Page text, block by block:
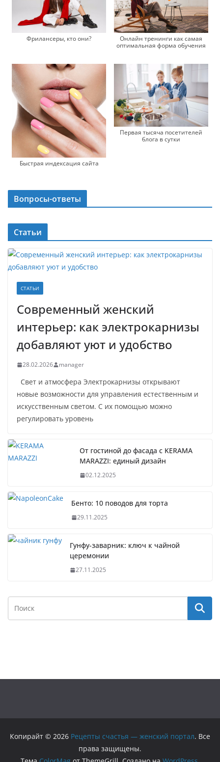
Фрилансеры, кто они?
Онлайн тренинги как самая
оптимальная форма обучения
Быстрая индексация сайта
Первая тысяча посетителей
блога в сутки
Вопросы-ответы
Статьи
СТАТЬИ
Современный женский
интерьер: как электрокарнизы
добавляют уют и удобство
28.02.2026 manager
Свет и атмосфера Электрокарнизы открывают
новые возможности для управления естественным и
искусственным светом. С их помощью можно
регулировать уровень
От гостиной до фасада с KERAMA
MARAZZI: единый дизайн
02.12.2025
Бенто: 10 поводов для торта
29.11.2025
Гунфу-заварник: ключ к чайной
церемонии
27.11.2025
Копирайт © 2026 Рецепты счастья — женский портал. Все
права защищены.